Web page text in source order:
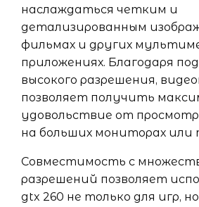
наслаждаться четким и
детализированным
фильмах и других
приложениях. Благодаря
высокого разрешения,
позволяет получить
удовольствие от
на больших мониторах или
Совместимость с
разрешений позволяет
gtx 260 не только для игр,